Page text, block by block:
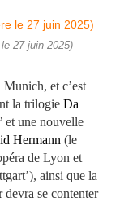
27 juin 2025)
et c’est
la trilogie Da
et une nouvelle
Hermann (le
de Lyon et
ainsi que la
devra se contenter